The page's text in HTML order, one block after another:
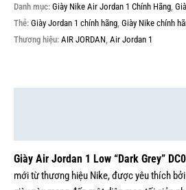
Danh mục: Giày Nike Air Jordan 1 Chính Hãng
Thẻ: Giày Jordan 1 chính hãng Giày Nike chính
Thương hiệu: AIR JORDAN Air Jordan 1
Giày Air Jordan 1 Low “Dark Grey”
mới từ thương hiệu Nike, được yêu thích